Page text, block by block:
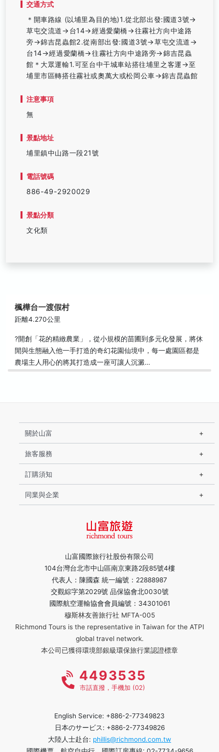
交通方式
＊開車路線 (以埔里為目的地)1.從北部出發:國道3號→
草屯交流道→台14→經過愛蘭橋→往霧社方向中途路
旁→錦吉昆蟲館2.從南部出發:國道3號→草屯交流道→
台14→經過愛蘭橋→往霧社方向中途路旁→錦吉昆蟲
館＊大眾運輸1.可至台中干城車站搭往埔里之客運→至
埔里市區轉搭往霧社或奧萬大或松岡公車→錦吉昆蟲館
注意事項
無
景點地址
埔里鎮中山路一段21號
電話號碼
886-49-2920029
景點分類
文化類
楓樺台一渡假村
距離4.270公里
?開創「花的精緻農業」，從小規模的苗圃到多元化發展，將休
閒與生態融入他一手打造的奇幻花園仙境中，每一處園區都是
農場主人用心的將其打造成一座可讓人沉澱…
山富國際旅行社股份有限公司
104台灣台北市中山區南京東路2段85號4樓
代表人：陳國森 統一編號：22888987
交觀綜字第2029號 品保協會北0030號
國際航空運輸協會會員編號：34301061
穆斯林友善旅行社 MFTA-005
Richmond Tours is the representative in Taiwan for the ATPI
global travel network.
本公司已獲得環境部銀級環保旅行業認證標章
關於山富
旅客服務
訂購須知
同業與企業
4493535
市話直撥，手機加 (02)
English Service: +886-2-77349823
日本のサービス: +886-2-77349826
大陸人士赴台: phillis@richmond.com.tw